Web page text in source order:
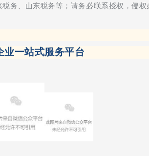
务、山东税务等；请务必联系授权，侵权
业一站式服务平台